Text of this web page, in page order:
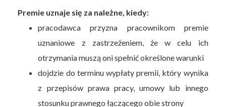
Premie uznaje się za należne, kiedy:
pracodawca przyzna pracownikom premie
uznaniowe z zastrzeżeniem, że w celu ich
otrzymania muszą oni spełnić określone warunki
dojdzie do terminu wypłaty premii, który wynika
z przepisów prawa pracy, umowy lub innego
stosunku prawnego łączącego obie strony